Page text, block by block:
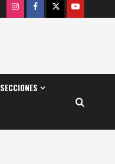
InstagramFacebook
X Youtube
SECCIONES